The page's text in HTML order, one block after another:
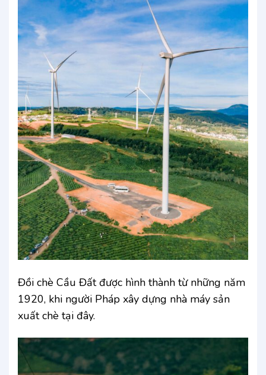
Đồi chè Cầu Đất được hình thành từ những năm
1920, khi người Pháp xây dựng nhà máy sản
xuất chè tại đây.